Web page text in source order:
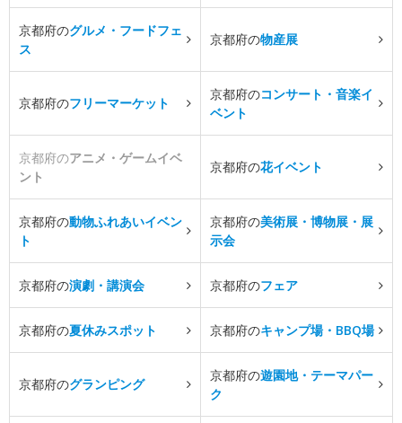
京都府のグルメ・フードフェ
ス
京都府の物産展
京都府のフリーマーケット
京都府のコンサート・音楽イ
ベント
京都府のアニメ・ゲームイベ
ント
京都府の花イベント
京都府の動物ふれあいイベン
ト
京都府の美術展・博物展・展
示会
京都府の演劇・講演会 京都府のフェア
京都府の夏休みスポット 京都府のキャンプ場・BBQ場
京都府のグランピング
京都府の遊園地・テーマパー
ク